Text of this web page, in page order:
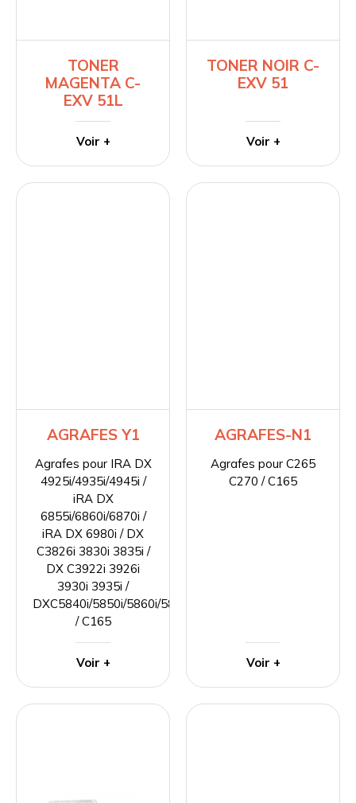
TONER
MAGENTA C-
EXV 51L
Voir +
TONER NOIR C-
EXV 51
Voir +
AGRAFES Y1
Agrafes pour IRA DX
4925i/4935i/4945i /
iRA DX
6855i/6860i/6870i /
iRA DX 6980i / DX
C3826i 3830i 3835i /
DX C3922i 3926i
3930i 3935i /
DXC5840i/5850i/5860i/5870i
/ C165
Voir +
AGRAFES-N1
Agrafes pour C265
C270 / C165
Voir +